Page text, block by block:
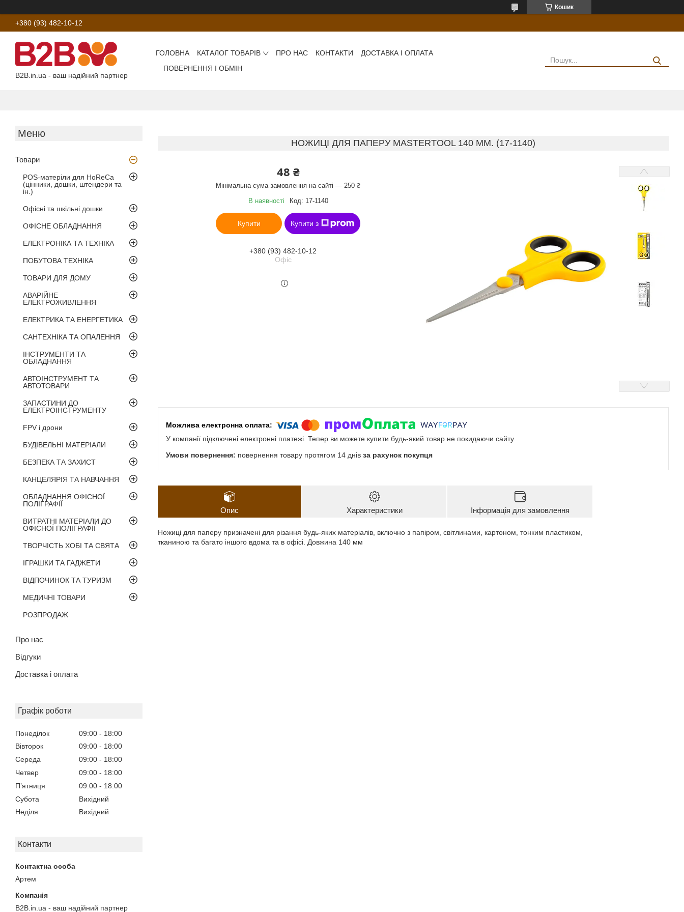
Кошик
+380 (93) 482-10-12
B2B.in.ua - ваш надійний партнер
ГОЛОВНА КАТАЛОГ ТОВАРІВ ПРО НАС КОНТАКТИ
ДОСТАВКА І ОПЛАТА
ПОВЕРНЕННЯ І ОБМІН
Товари
POS-матеріли для HoReCa
(цінники, дошки, штендери та
ін.)
Офісні та шкільні дошки
ОФІСНЕ ОБЛАДНАННЯ
ЕЛЕКТРОНІКА ТА ТЕХНІКА
ПОБУТОВА ТЕХНІКА
ТОВАРИ ДЛЯ ДОМУ
АВАРІЙНЕ
ЕЛЕКТРОЖИВЛЕННЯ
ЕЛЕКТРИКА ТА ЕНЕРГЕТИКА
САНТЕХНІКА ТА ОПАЛЕННЯ
ІНСТРУМЕНТИ ТА
ОБЛАДНАННЯ
АВТОІНСТРУМЕНТ ТА
АВТОТОВАРИ
ЗАПАСТИНИ ДО
ЕЛЕКТРОІНСТРУМЕНТУ
FPV і дрони
БУДІВЕЛЬНІ МАТЕРІАЛИ
БЕЗПЕКА ТА ЗАХИСТ
КАНЦЕЛЯРІЯ ТА НАВЧАННЯ
ОБЛАДНАННЯ ОФІСНОЇ
ПОЛІГРАФІЇ
ВИТРАТНІ МАТЕРІАЛИ ДО
ОФІСНОЇ ПОЛІГРАФІЇ
ТВОРЧІСТЬ ХОБІ ТА СВЯТА
ІГРАШКИ ТА ГАДЖЕТИ
ВІДПОЧИНОК ТА ТУРИЗМ
МЕДИЧНІ ТОВАРИ
РОЗПРОДАЖ
Про нас
Відгуки
Доставка і оплата
Графік роботи
Понеділок 09:00
18:00
Вівторок
09:00
18:00
Середа
09:00
18:00
Четвер
09:00
18:00
Пʼятниця
09:00
18:00
Субота
Вихідний
Неділя
Вихідний
Контакти
Артем
B2B.in.ua - ваш надійний партнер
НОЖИЦІ ДЛЯ ПАПЕРУ MASTERTOOL 140 ММ. (17-1140)
48 ₴
Мінімальна сума замовлення на сайті — 250 ₴
В наявності
Код: 17-1140
Купити Купити з
+380 (93) 482-10-12
Офіс
У компанії підключені електронні платежі. Тепер ви можете купити будь-який товар не покидаючи сайту.
повернення товару протягом 14 днів за рахунок покупця
Опис Характеристики Інформація для замовлення
Ножиці для паперу призначені для різання будь-яких матеріалів, включно з папіром, світлинами, картоном, тонким пластиком,
тканиною та багато іншого вдома та в офісі. Довжина 140 мм